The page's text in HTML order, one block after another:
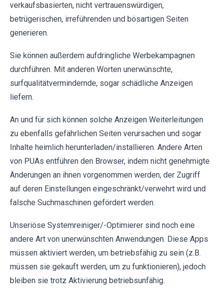
verkaufsbasierten, nicht vertrauenswürdigen,
betrügerischen, irreführenden und bösartigen Seiten
generieren.
Sie können außerdem aufdringliche Werbekampagnen
durchführen. Mit anderen Worten unerwünschte,
surfqualitätvermindernde, sogar schädliche Anzeigen
liefern.
An und für sich können solche Anzeigen Weiterleitungen
zu ebenfalls gefährlichen Seiten verursachen und sogar
Inhalte heimlich herunterladen/installieren. Andere Arten
von PUAs entführen den Browser, indem nicht genehmigte
Änderungen an ihnen vorgenommen werden, der Zugriff
auf deren Einstellungen eingeschränkt/verwehrt wird und
falsche Suchmaschinen gefördert werden.
Unseriöse Systemreiniger/-Optimierer sind noch eine
andere Art von unerwünschten Anwendungen. Diese Apps
müssen aktiviert werden, um betriebsfähig zu sein (z.B.
müssen sie gekauft werden, um zu funktionieren), jedoch
bleiben sie trotz Aktivierung betriebsunfähig.